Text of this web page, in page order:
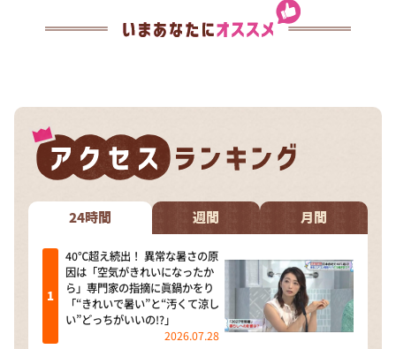
24時間 週間 月間
40℃超え続出！ 異常な暑さの原
因は「空気がきれいになったか
ら」専門家の指摘に眞鍋かをり
「“きれいで暑い”と“汚くて涼し
い”どっちがいいの!?」
2026.07.28